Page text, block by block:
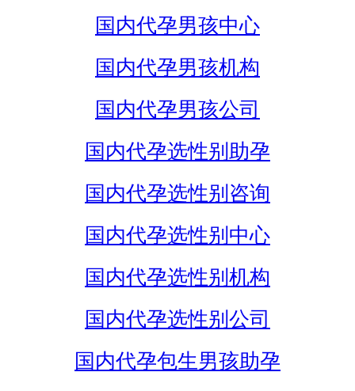
国内代孕男孩中心
国内代孕男孩机构
国内代孕男孩公司
国内代孕选性别助孕
国内代孕选性别咨询
国内代孕选性别中心
国内代孕选性别机构
国内代孕选性别公司
国内代孕包生男孩助孕